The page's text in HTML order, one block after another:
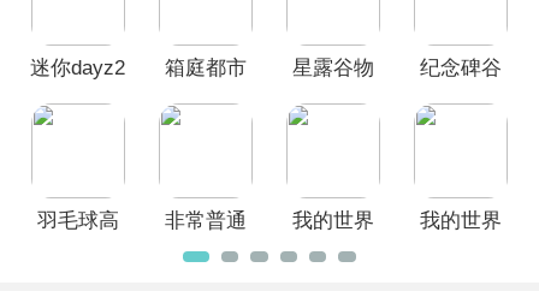
迷你dayz2
箱庭都市
星露谷物
纪念碑谷
羽毛球高
非常普通
的鹿正版
我的世界
国际版
我的世界